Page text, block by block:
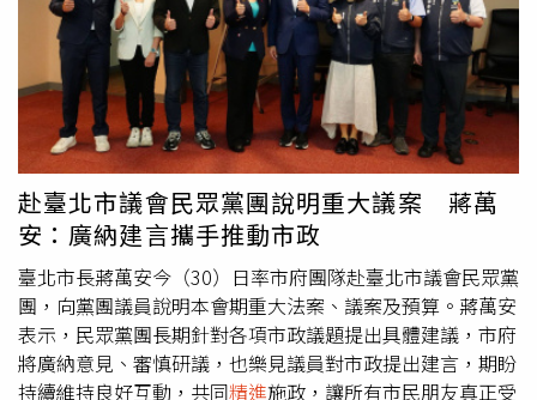
礎，同時，透過台灣、中國及波蘭多區域生產基地布局，精
各據點生產效率，提升對國際Tier 1客戶的服務彈性與接
單競爭力，並強化集團因應全球供應鏈區域化發展之營運韌
性。劍麟進一步表示，除穩固汽車事業外，亦積極推進AI伺
服器散熱零組件業務，作為集團中長期第二成長曲線，旗下
南投二廠建置之伺服器精密金屬加工產線已於第二季逐步小
規模生產，後續將持續投入相關產品開發、製程調整與客戶
驗證，並視市場需求逐步擴大相關產能配置，藉此拓展非車
用市場之中長期業務成長空間。展望2026年下半年，劍麟
持審慎樂觀看法，將持續緊密配合客戶全球化供應鏈布局及
新車型相關產品開發進度，並積極掌握後續新專案出貨機
會，以支撐整體營運穩健發展；另一方面戮力推進AI伺服器
散熱零組件業務商業化進程，透過「汽車安全零組件＋AI伺
服器散熱應用」雙軌策略，期望為集團中長期營運注入新成
赴臺北市議會民眾黨團說明重大議案 蔣萬
安：廣納建言攜手推動市政
臺北市長蔣萬安今（30）日率市府團隊赴臺北市議會民眾黨
團，向黨團議員說明本會期重大法案、議案及預算。蔣萬安
表示，民眾黨團長期針對各項市政議題提出具體建議，市府
將廣納意見、審慎研議，也樂見議員對市政提出建言，期盼
持續維持良好互動，共同精進施政，讓所有市民朋友真正受